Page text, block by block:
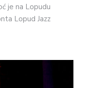
je na Lopudu
Lopud Jazz